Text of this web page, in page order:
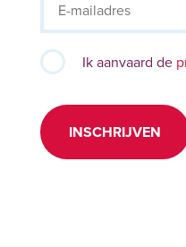
Ik aanvaard de
INSCHRIJVEN